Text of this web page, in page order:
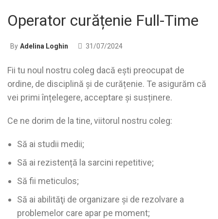
Operator curățenie Full-Time
By Adelina Loghin 31/07/2024
Fii tu noul nostru coleg dacă ești preocupat de
ordine, de disciplină și de curățenie. Te asigurăm că
vei primi înțelegere, acceptare și susținere.
Ce ne dorim de la tine, viitorul nostru coleg:
Să ai studii medii;
Să ai rezistență la sarcini repetitive;
Să fii meticulos;
Să ai abilităţi de organizare și de rezolvare a
problemelor care apar pe moment;